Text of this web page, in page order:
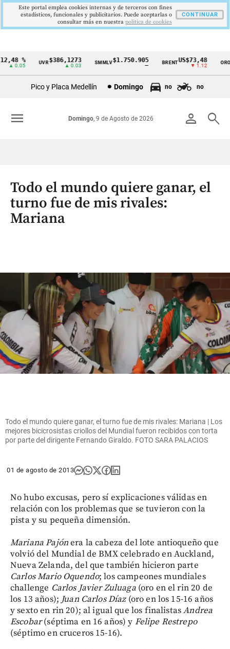
Cintillo
Colombia
%
▲ 0.05
UVR$386,1273
▲ 0.03
SMMLV$1.750.905 BRENTUS$73,48
▼ 1.12
ORO
Pico y Placa Medellín Domingo no no
person search
Domingo, 9 de Agosto de 2026
menu
Todo el mundo quiere ganar, el
turno fue de mis rivales:
Mariana
Todo el mundo quiere ganar, el turno fue de mis rivales: Mariana | Los
mejores bicicrosistas criollos del Mundial fueron recibidos con torta
por parte del dirigente Fernando Giraldo. FOTO SARA PALACIOS
01 de agosto de 2013
No hubo excusas, pero sí explicaciones válidas en
relación con los problemas que se tuvieron con la
pista y su pequeña dimensión.
Mariana Pajónera la cabeza del lote antioqueño que
volvió del Mundial de BMX celebrado en Auckland,
Nueva Zelanda, del que también hicieron parte
Carlos Mario Oquendo; los campeones mundiales
challenge Carlos Javier Zuluaga(oro en el rin 20 de
los 13 años); Juan Carlos Díaz (oro en los 15-16 años
y sexto en rin 20); al igual que los finalistasAndrea
Escobar(séptima en 16 años) y Felipe Restrepo
(séptimo en cruceros 15-16).
Este portal emplea cookies internas y de terceros con fines
estadísticos, funcionales y publicitarios. Puede aceptarlas o
consultar más en nuestra politica de cookies
CONTINUAR